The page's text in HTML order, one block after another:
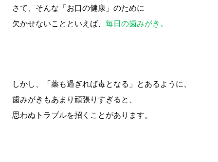
さて、そんな「お口の健康」のために
欠かせないことといえば、 毎日の歯みがき。
しかし、「薬も過ぎれば毒となる」とあるように、
歯みがきもあまり頑張りすぎると、
思わぬトラブルを招くことがあります。